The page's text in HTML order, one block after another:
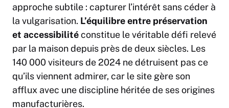
approche subtile : capturer l’intérêt sans céder à
la vulgarisation. L’équilibre entre préservation
et accessibilitéconstitue le véritable défi relevé
par la maison depuis près de deux siècles. Les
140 000 visiteurs de 2024 ne détruisent pas ce
qu’ils viennent admirer, car le site gère son
afflux avec une discipline héritée de ses origines
manufacturières.